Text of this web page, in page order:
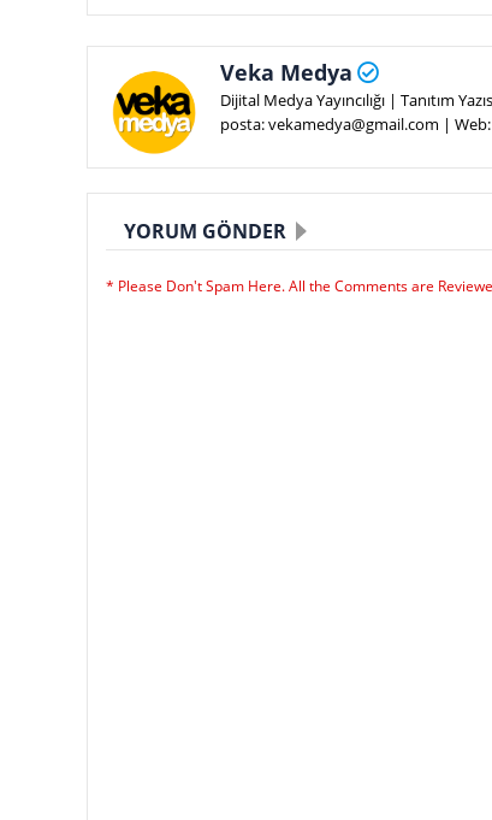
Veka Medya
Dijital Medya Yayıncılığı | Tanıtım
posta: vekamedya@gmail.com |
YORUM GÖNDER
* Please Don't Spam Here. All the Comments are